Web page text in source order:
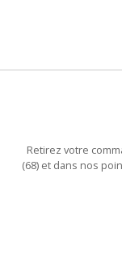
Retirez votre
(68) et dans nos